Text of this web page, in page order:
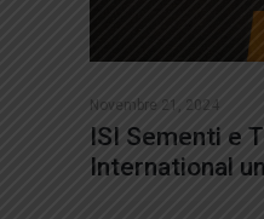
Novembre 21, 2024
ISI Sementi e
International